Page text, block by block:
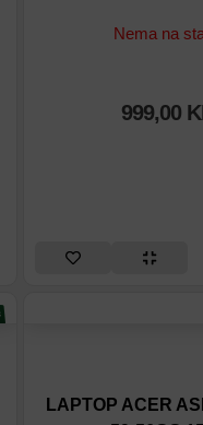
Nema na
999,00
LAPTOP ACER